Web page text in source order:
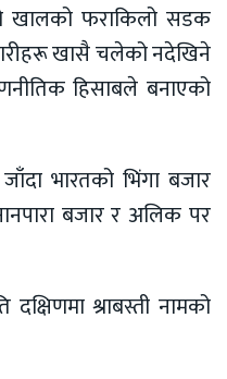
खालको फराकिलो सडक
खासै चलेको नदेखिने
हिसाबले बनाएको
भारतको भिंगा बजार
बजार र अलिक पर
श्राबस्ती नामको